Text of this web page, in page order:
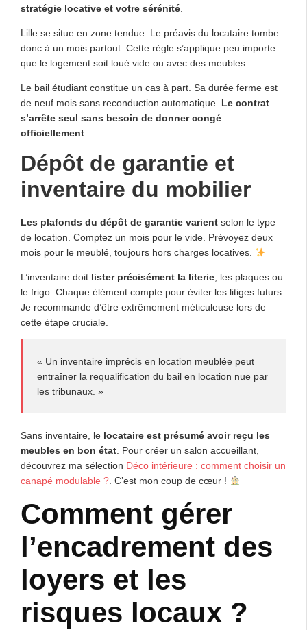
stratégie locative et votre sérénité.
Lille se situe en zone tendue. Le préavis du locataire tombe
donc à un mois partout. Cette règle s’applique peu importe
que le logement soit loué vide ou avec des meubles.
Le bail étudiant constitue un cas à part. Sa durée ferme est
de neuf mois sans reconduction automatique. Le contrat
s’arrête seul sans besoin de donner congé
officiellement.
Dépôt de garantie et
inventaire du mobilier
Les plafonds du dépôt de garantie varient selon le type
de location. Comptez un mois pour le vide. Prévoyez deux
mois pour le meublé, toujours hors charges locatives.
L’inventaire doit lister précisément la literie, les plaques ou
le frigo. Chaque élément compte pour éviter les litiges futurs.
Je recommande d’être extrêmement méticuleuse lors de
cette étape cruciale.
« Un inventaire imprécis en location meublée peut
entraîner la requalification du bail en location nue par
les tribunaux. »
Sans inventaire, le locataire est présumé avoir reçu les
meubles en bon état. Pour créer un salon accueillant,
découvrez ma sélection Déco intérieure : comment choisir un
canapé modulable ?. C’est mon coup de cœur !
Comment gérer
l’encadrement des
loyers et les
risques locaux ?